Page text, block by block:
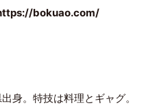
bokuao.com/
身。特技は料理とギャグ。